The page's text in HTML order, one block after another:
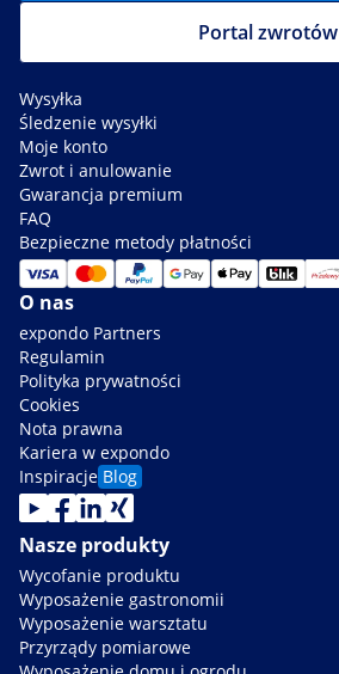
Portal zwrotów
Wysyłka
Śledzenie wysyłki
Moje konto
Zwrot i anulowanie
Gwarancja premium
FAQ
Bezpieczne metody płatności
O nas
expondo Partners
Regulamin
Polityka prywatności
Cookies
Nota prawna
Kariera w expondo
Inspiracje Blog
Nasze produkty
Wycofanie produktu
Wyposażenie gastronomii
Wyposażenie warsztatu
Przyrządy pomiarowe